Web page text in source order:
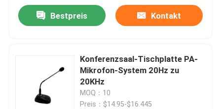
Haus
Videos
Bestpreis Kontakt
Konferenzsaal-Tischplatte PA-
Mikrofon-System 20Hz zu
20KHz
MOQ：10
Preis：$14.95-$16.445